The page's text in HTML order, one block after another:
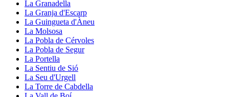
La Granadella
La Granja d'Escarp
La Guingueta d'Àneu
La Molsosa
La Pobla de Cérvoles
La Pobla de Segur
La Portella
La Sentiu de Sió
La Seu d'Urgell
La Torre de Cabdella